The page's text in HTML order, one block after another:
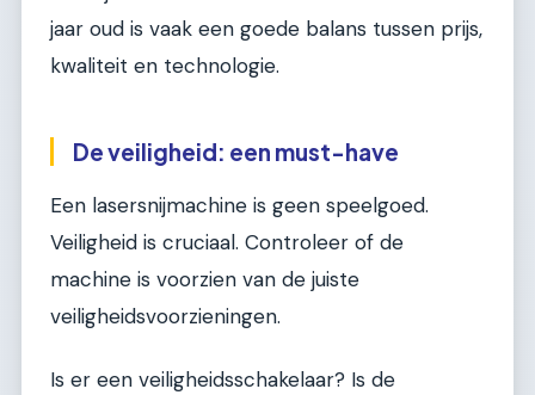
jaar oud is vaak een goede balans tussen prijs,
kwaliteit en technologie.
De veiligheid: een must-have
Een lasersnijmachine is geen speelgoed.
Veiligheid is cruciaal. Controleer of de
machine is voorzien van de juiste
veiligheidsvoorzieningen.
Is er een veiligheidsschakelaar? Is de